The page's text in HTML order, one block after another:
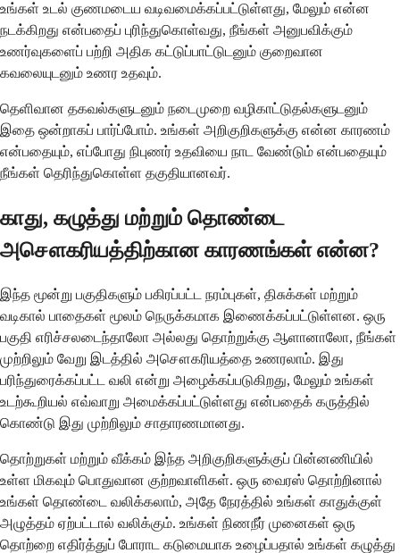
உங்கள் உடல் குணமடைய வடிவமைக்கப்பட்டுள்ளது, மேலும் என்ன
நடக்கிறது என்பதைப் புரிந்துகொள்வது, நீங்கள் அனுபவிக்கும்
உணர்வுகளைப் பற்றி அதிக கட்டுப்பாட்டுடனும் குறைவான
கவலையுடனும் உணர உதவும்.
தெளிவான தகவல்களுடனும் நடைமுறை வழிகாட்டுதல்களுடனும்
இதை ஒன்றாகப் பார்ப்போம். உங்கள் அறிகுறிகளுக்கு என்ன காரணம்
என்பதையும், எப்போது நிபுணர் உதவியை நாட வேண்டும் என்பதையும்
நீங்கள் தெரிந்துகொள்ள தகுதியானவர்.
காது, கழுத்து மற்றும் தொண்டை
அசௌகரியத்திற்கான காரணங்கள் என்ன?
இந்த மூன்று பகுதிகளும் பகிரப்பட்ட நரம்புகள், திசுக்கள் மற்றும்
வடிகால் பாதைகள் மூலம் நெருக்கமாக இணைக்கப்பட்டுள்ளன. ஒரு
பகுதி எரிச்சலடைந்தாலோ அல்லது தொற்றுக்கு ஆளானாலோ, நீங்கள்
முற்றிலும் வேறு இடத்தில் அசௌகரியத்தை உணரலாம். இது
பரிந்துரைக்கப்பட்ட வலி என்று அழைக்கப்படுகிறது, மேலும் உங்கள்
உடற்கூறியல் எவ்வாறு அமைக்கப்பட்டுள்ளது என்பதைக் கருத்தில்
கொண்டு இது முற்றிலும் சாதாரணமானது.
தொற்றுகள் மற்றும் வீக்கம் இந்த அறிகுறிகளுக்குப் பின்னணியில்
உள்ள மிகவும் பொதுவான குற்றவாளிகள். ஒரு வைரஸ் தொற்றினால்
உங்கள் தொண்டை வலிக்கலாம், அதே நேரத்தில் உங்கள் காதுக்குள்
அழுத்தம் ஏற்பட்டால் வலிக்கும். உங்கள் நிணநீர் முனைகள் ஒரு
தொற்றை எதிர்த்துப் போராட கடுமையாக உழைப்பதால் உங்கள் கழுத்து